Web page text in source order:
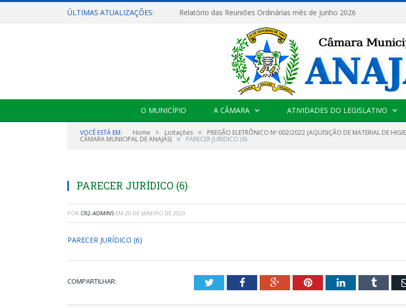
ÚLTIMAS ATUALIZAÇÕES: Relatório das Reuniões Ordinárias mês de junho 2026
O MUNICÍPIO A CÂMARA ATIVIDADES DO LEGISLATIVO
VOCÊ ESTÁ EM: Home » Licitações » PREGÃO ELETRÔNICO Nº 002/2022 (AQUISIÇÃO DE MATERIAL DE
CÂMARA MUNICIPAL DE ANAJÁS) » PARECER JURÍDICO (6)
PARECER JURÍDICO (6)
POR CR2-ADMIN5 EM 20 DE JANEIRO DE 2023
PARECER JURÍDICO (6)
COMPARTILHAR: TwitterFacebookGoogle+PinterestLinkedInTumblr